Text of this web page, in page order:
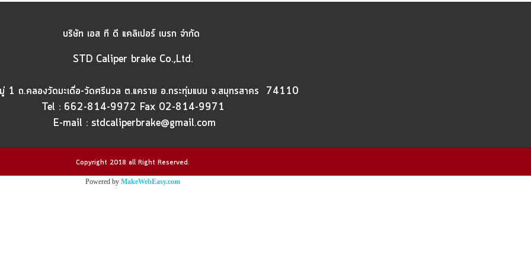
บริษัท เอส ที ดี แคลิเปอร์ เบรก จำกัด
STD Caliper brake Co.,Ltd.
ถ.คลองวัดมะเดื่อ-วัดศรีนวล ต.แคราย อ.กระทุ่มแบน จ.สมุทรสาคร 74110
Tel : 662-814-9972 Fax 02-814-9971
E-mail : stdcaliperbrake@gmail.com
Copyright 2018 all Right Reserved.
Powered by MakeWebEasy.com